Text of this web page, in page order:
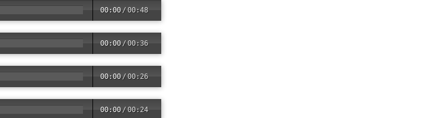
00:00 /00:48
00:00 /00:36
00:00 /00:26
00:00 /00:24